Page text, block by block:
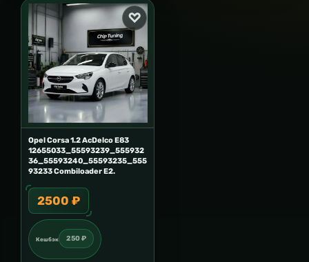
Opel Corsa 1.2 AcDelco E83
12655033_55593239_555932
36_55593240_55593235_555
93233 Combiloader E2.
2500 ₽
Кешбэк 250 ₽